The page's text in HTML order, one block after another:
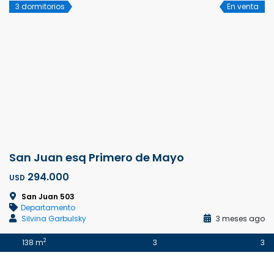
3 dormitorios En venta
San Juan esq Primero de Mayo
USD 294.000
San Juan 503
Departamento
Silvina Garbulsky
3 meses ago
138 m2 3 3